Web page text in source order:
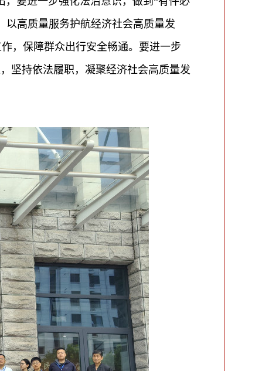
以高质量服务护航经济社会高质量发
，保障群众出行安全畅通。要进一步
坚持依法履职，凝聚经济社会高质量发